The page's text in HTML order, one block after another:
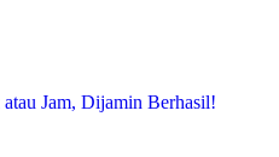
Jam, Dijamin Berhasil!